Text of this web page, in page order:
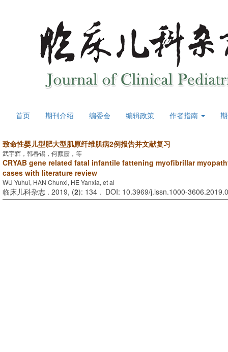
首页 期刊介绍 编委会 编辑政策 作者指南
致命性婴儿型肥大型肌原纤维肌病2例报告并文献复习
武宇辉，韩春锡，何颜霞，等
CRYAB gene related fatal infantile fattening myofibrillar
cases with literature review
WU Yuhui, HAN Chunxi, HE Yanxia, et al
临床儿科杂志 . 2019, (2): 134 . DOI: 10.3969/j.issn.1000-